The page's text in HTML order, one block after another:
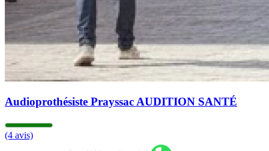
Audioprothésiste Prayssac AUDITION SANTÉ
(4 avis)